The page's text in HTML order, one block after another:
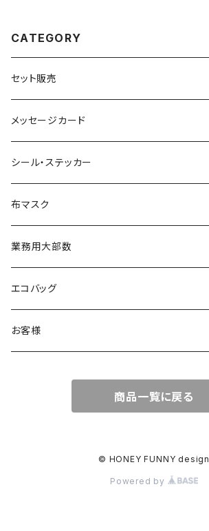
CATEGORY
セット販売
メッセージカード
シール・ステッカー
布マスク
業務用大部数
メッセージカード
エコバッグ
お客様
商品一覧に戻る
© HONEY FUNNY design
Powered by